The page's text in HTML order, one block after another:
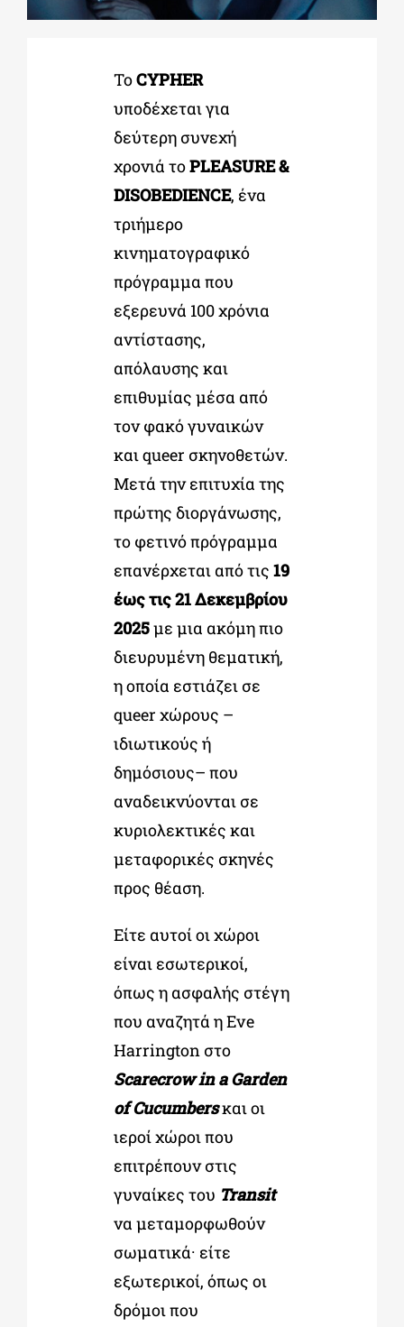
ΕΚΠΑΙΔΕΥΤΙΚΑ ΙΔΡΥΜΑΤΑ
ΠΟΛΙΤΙΣΤΙΚΟΙ ΦΟΡΕΙΣ
ΤοCYPHER
υποδέχεται για
δεύτερη συνεχή
χρονιά τοPLEASURE &
DISOBEDIENCE, ένα
τριήμερο
κινηματογραφικό
πρόγραμμα που
εξερευνά 100 χρόνια
αντίστασης,
απόλαυσης και
επιθυμίας μέσα από
τον φακό γυναικών
και queer σκηνοθετών.
Μετά την επιτυχία της
πρώτης διοργάνωσης,
το φετινό πρόγραμμα
επανέρχεται από τις 19
έως τις 21 Δεκεμβρίου
2025με μια ακόμη πιο
διευρυμένη θεματική,
η οποία εστιάζει σε
queer χώρους –
ιδιωτικούς ή
δημόσιους– που
αναδεικνύονται σε
κυριολεκτικές και
μεταφορικές σκηνές
προς θέαση.
Είτε αυτοί οι χώροι
είναι εσωτερικοί,
όπως η ασφαλής στέγη
που αναζητά η Eve
Harrington στο
Scarecrow in a Garden
of Cucumbersκαι οι
ιεροί χώροι που
επιτρέπουν στις
γυναίκες του Transit
να μεταμορφωθούν
σωματικά· είτε
εξωτερικοί, όπως οι
δρόμοι που